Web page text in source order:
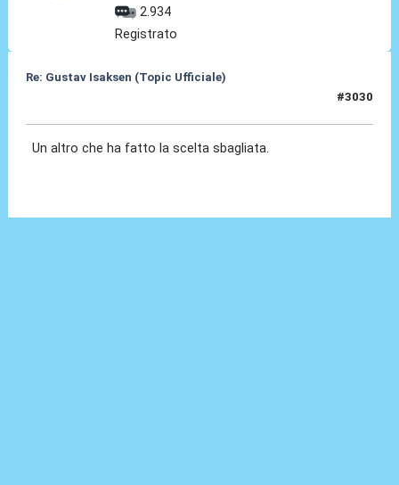
2.934
Registrato
Re: Gustav Isaksen (Topic Ufficiale)
#3030
Un altro che ha fatto la scelta sbagliata.